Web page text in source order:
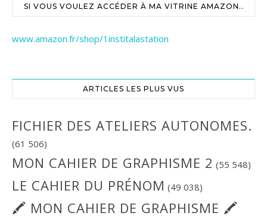
SI VOUS VOULEZ ACCÉDER À MA VITRINE AMAZON..
www.amazon.fr/shop/1institalastation
ARTICLES LES PLUS VUS
FICHIER DES ATELIERS AUTONOMES.
(61 506)
MON CAHIER DE GRAPHISME 2 (55 548)
LE CAHIER DU PRÉNOM (49 038)
🖍 MON CAHIER DE GRAPHISME 🖍